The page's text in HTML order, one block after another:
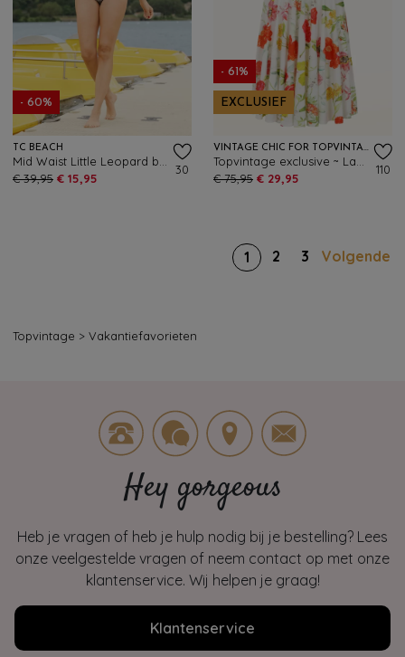
- 60%
TC BEACH
€ 39,95 € 15,95
30
- 61%
EXCLUSIEF
VINTAGE CHIC FOR TOPVINTAGE
€ 75,95 € 29,95
110
1 2 3 Volgende
Topvintage > Vakantiefavorieten
Hey gorgeous
Heb je vragen of heb je hulp nodig bij je bestelling? Lees
onze veelgestelde vragen of neem contact op met onze
klantenservice. Wij helpen je graag!
Klantenservice